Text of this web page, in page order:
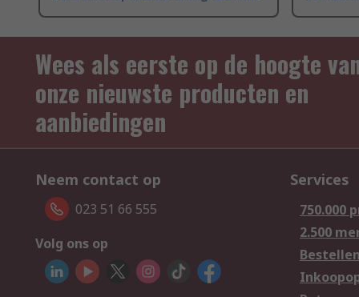
Wees als eerste op de hoogte
onze nieuwste producten en
aanbiedingen
Neem contact op
023 51 66 555
Volg ons op
Services
750.000
2.500
Bestellen